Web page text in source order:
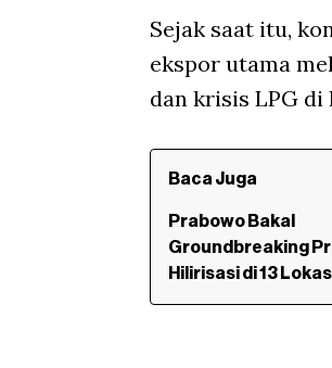
Sejak saat itu,
ekspor utama
dan krisis LPG di
Baca Juga
Prabowo Bakal
Groundbreaking
Hilirisasi di 13